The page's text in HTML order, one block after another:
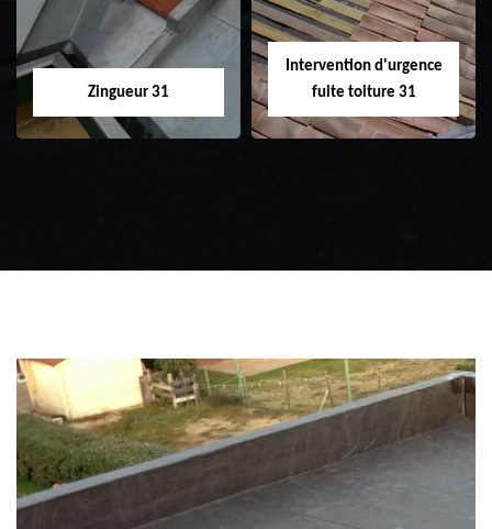
Zingueur 31
Intervention d'urgence
fuite toiture 31